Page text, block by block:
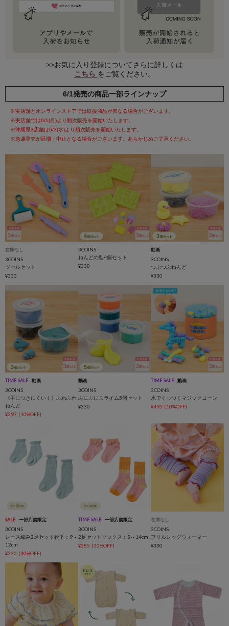
>>お気に入り登録についてさらに詳しくは
こちら をご覧ください。
6/1発売の商品一部ラインナップ
※実店舗とオンラインストアでは取扱商品が異なる場合がございます。
※実店舗では6/1(月)より順次販売を開始いたします。
※沖縄県3店舗は6/3(水)より順次販売を開始いたします。
※急遽発売が延期・中止となる場合がございます。あらかじめご了承ください。
在庫なし
3COINS
ツールセット
¥330
3COINS
ねんどの型4個セット
¥330
動画
3COINS
つぶつぶねんど
¥330
TIME SALE 動画
3COINS
《手につきにくい！》ふわふわ
ねんど
¥297 (10%OFF)
動画
3COINS
ぷにぷにスライム5個セット
¥330
TIME SALE 動画
3COINS
水でくっつくマジックコーン
¥495 (10%OFF)
SALE 一部店舗限定
3COINS
レース編み2足セット靴下：9～
12cm
¥330 (40%OFF)
TIME SALE 一部店舗限定
3COINS
2足セットソックス：9～14cm
¥385 (30%OFF)
在庫なし
3COINS
フリルレッグウォーマー
¥330